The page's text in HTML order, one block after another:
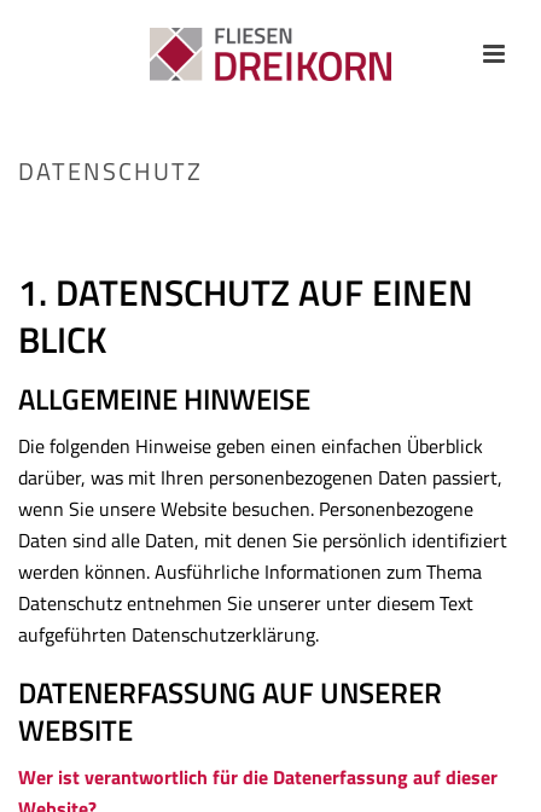
DATENSCHUTZ
1. DATENSCHUTZ AUF EINEN
BLICK
ALLGEMEINE HINWEISE
Die folgenden Hinweise geben einen einfachen Überblick
darüber, was mit Ihren personenbezogenen Daten passiert,
wenn Sie unsere Website besuchen. Personenbezogene
Daten sind alle Daten, mit denen Sie persönlich identifiziert
werden können. Ausführliche Informationen zum Thema
Datenschutz entnehmen Sie unserer unter diesem Text
aufgeführten Datenschutzerklärung.
DATENERFASSUNG AUF UNSERER
WEBSITE
Wer ist verantwortlich für die Datenerfassung auf dieser